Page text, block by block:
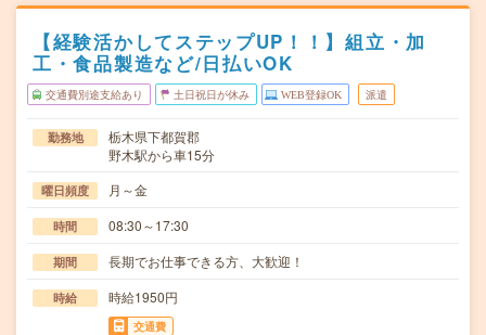
【経験活かしてステップUP！！】組立・加
工・食品製造など/日払いOK
交通費別途支給あり 土日祝日が休み WEB登録OK 派遣
勤務地
栃木県下都賀郡
野木駅から車15分
曜日頻度 月～金
時間 08:30～17:30
期間 長期でお仕事できる方、大歓迎！
時給 時給1950円
交通費